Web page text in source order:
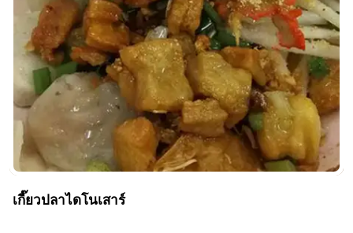
เกี๊ยวปลาไดโนเสาร์